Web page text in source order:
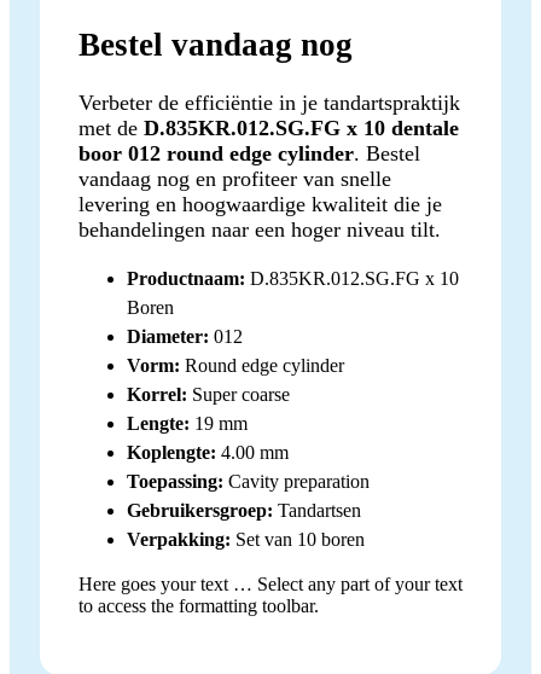
Bestel vandaag nog
Verbeter de efficiëntie in je tandartspraktijk
met de D.835KR.012.SG.FG x 10 dentale
boor 012 round edge cylinder. Bestel
vandaag nog en profiteer van snelle
levering en hoogwaardige kwaliteit die je
behandelingen naar een hoger niveau tilt.
Productnaam: D.835KR.012.SG.FG x 10
Boren
Diameter: 012
Vorm: Round edge cylinder
Korrel: Super coarse
Lengte: 19 mm
Koplengte: 4.00 mm
Toepassing: Cavity preparation
Gebruikersgroep: Tandartsen
Verpakking: Set van 10 boren
Here goes your text … Select any part of your text
to access the formatting toolbar.